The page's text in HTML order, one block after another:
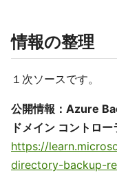
情報の整理
１次ソースです。
公開情報：Azure
ドメイン コントロ
https://
directory-backup-